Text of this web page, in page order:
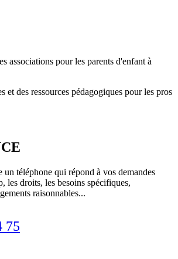
associations pour les parents d'enfant à
et des ressources pédagogiques pour les pros
un téléphone qui répond à vos demandes
les droits, les besoins spécifiques,
raisonnables...
75